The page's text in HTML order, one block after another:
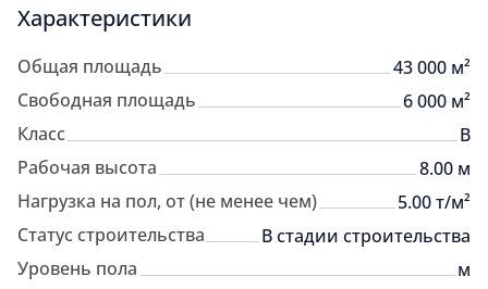
Характеристики
Общая площадь
43 000 м²
Свободная площадь
6 000 м²
Класс
B
Рабочая высота
8.00 м
Нагрузка на пол, от (не менее чем)
5.00 т/м²
Статус строительства
В стадии строительства
Уровень пола
м